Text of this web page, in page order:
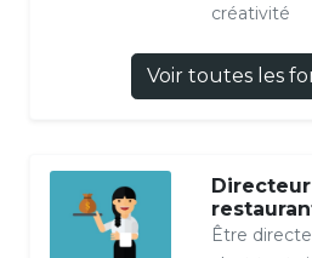
créativité
Voir toutes les
Être